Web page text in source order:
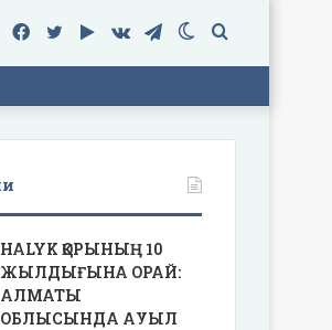
Поиск
Switch
Telegram
vk.com
Google
Twitter
Facebook
HALYK ҚОРЫНЫҢ 10
ЖЫЛДЫҒЫНА ОРАЙ:
АЛМАТЫ
ОБЛЫСЫНДА АУЫЛ